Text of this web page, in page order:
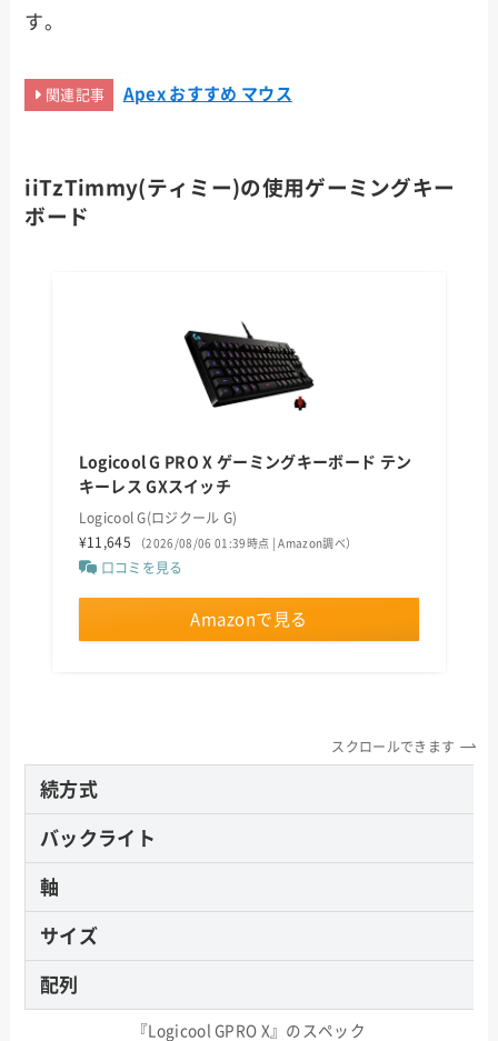
す。
関連記事 Apex おすすめ マウス
iiTzTimmy(ティミー)の使用ゲー ミングキー
ボード
Logicool G PRO X ゲーミングキーボード テン
キーレス GXスイッチ
Logicool G(ロジクール G)
¥11,645
（2026/08/06 01:39時点 | Amazon調べ）
口コミを見る
Amazonで見る
スクロールできます
続方式
バックライト
軸
サイズ
配列
『Logicool GPRO X』のスペック